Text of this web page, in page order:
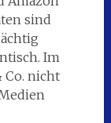
sind
Im
Co. nicht